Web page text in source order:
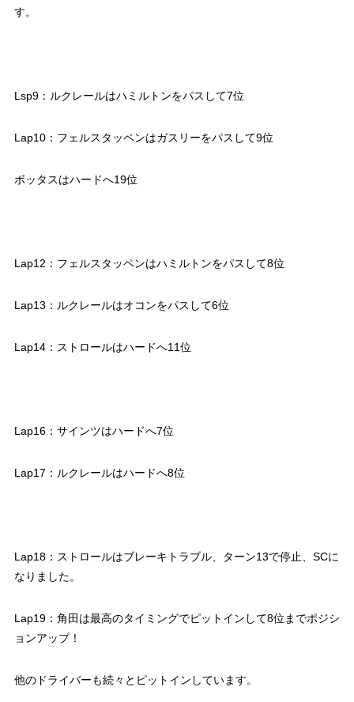
す。
Lsp9：ルクレールはハミルトンをパスして7位
Lap10：フェルスタッペンはガスリーをパスして9位
ボッタスはハードへ19位
Lap12：フェルスタッペンはハミルトンをパスして8位
Lap13：ルクレールはオコンをパスして6位
Lap14：ストロールはハードへ11位
Lap16：サインツはハードへ7位
Lap17：ルクレールはハードへ8位
Lap18：ストロールはブレーキトラブル、ターン13で停止、SCに
なりました。
Lap19：角田は最高のタイミングでピットインして8位までポジシ
ョンアップ！
他のドライバーも続々とピットインしています。